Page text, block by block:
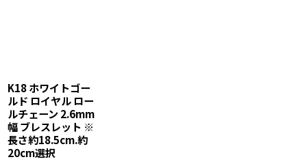
K18 ホワイトゴー
ルド ロイヤル ロー
ルチェーン 2.6mm
幅 ブレスレット ※
長さ約18.5cm.約
20cm選択